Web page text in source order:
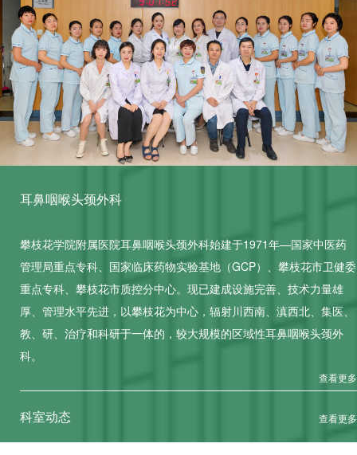
耳鼻咽喉头颈外科
攀枝花学院附属医院耳鼻咽喉头颈外科始建于1971年—国家中医药
管理局重点专科、国家临床药物实验基地（GCP）、攀枝花市卫健委
重点专科、攀枝花市质控分中心。现已建成设施完善、技术力量雄
厚、管理水平先进，以攀枝花为中心，辐射川西南、滇西北、集医、
教、研、治疗和科研于一体的，较大规模的区域性耳鼻咽喉头颈外
科。
查看更多
科室动态 查看更多